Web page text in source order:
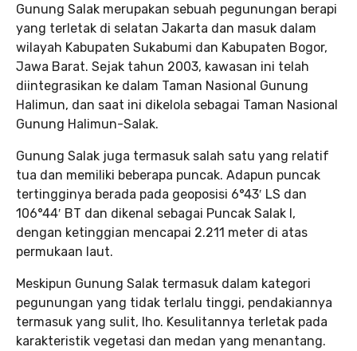
Gunung Salak merupakan sebuah pegunungan berapi
yang terletak di selatan Jakarta dan masuk dalam
wilayah Kabupaten Sukabumi dan Kabupaten Bogor,
Jawa Barat. Sejak tahun 2003, kawasan ini telah
diintegrasikan ke dalam Taman Nasional Gunung
Halimun, dan saat ini dikelola sebagai Taman Nasional
Gunung Halimun-Salak.
Gunung Salak juga termasuk salah satu yang relatif
tua dan memiliki beberapa puncak. Adapun puncak
tertingginya berada pada geoposisi 6°43′ LS dan
106°44′ BT dan dikenal sebagai Puncak Salak I,
dengan ketinggian mencapai 2.211 meter di atas
permukaan laut.
Meskipun Gunung Salak termasuk dalam kategori
pegunungan yang tidak terlalu tinggi, pendakiannya
termasuk yang sulit, lho. Kesulitannya terletak pada
karakteristik vegetasi dan medan yang menantang.